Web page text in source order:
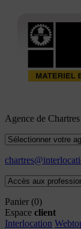
Agence de Chartres
Panier (0)
Espace client
Interlocation